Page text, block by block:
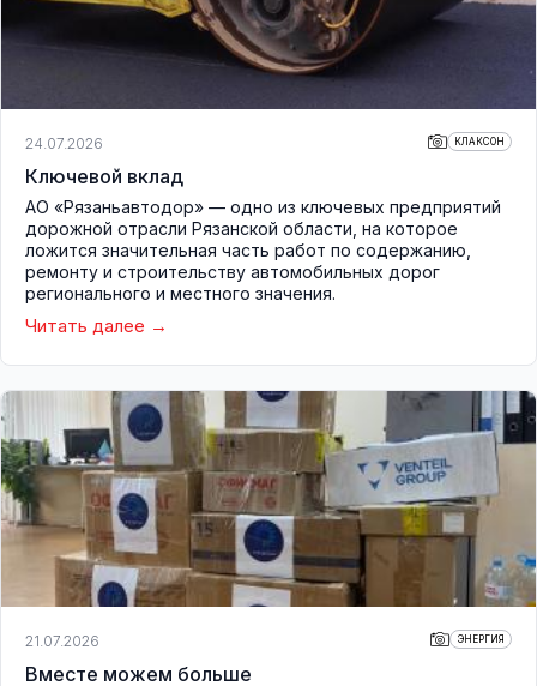
24.07.2026 КЛАКСОН
Ключевой вклад
АО «Рязаньавтодор» — одно из ключевых предприятий
дорожной отрасли Рязанской области, на которое
ложится значительная часть работ по содержанию,
ремонту и строительству автомобильных дорог
регионального и местного значения.
Читать далее
21.07.2026 ЭНЕРГИЯ
Вместе можем больше